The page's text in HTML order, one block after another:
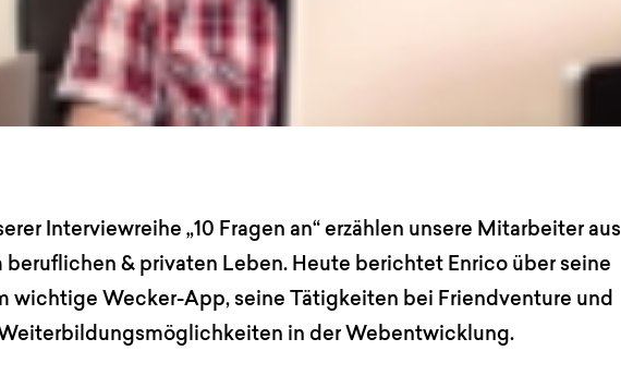
Interviewreihe „10 Fragen an“ erzählen unsere Mitarbeiter aus
beruflichen & privaten Leben. Heute berichtet Enrico über seine
wichtige Wecker-App, seine Tätigkeiten bei Friendventure und
in der Webentwicklung.